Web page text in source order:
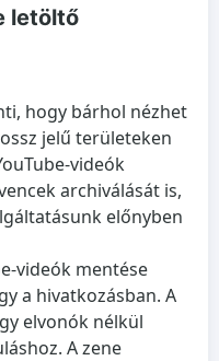
letöltő
hogy bárhol nézhet
jelű területeken
videók
archiválását is,
előnyben
videók mentése
a hivatkozásban. A
elvonók nélkül
A zene